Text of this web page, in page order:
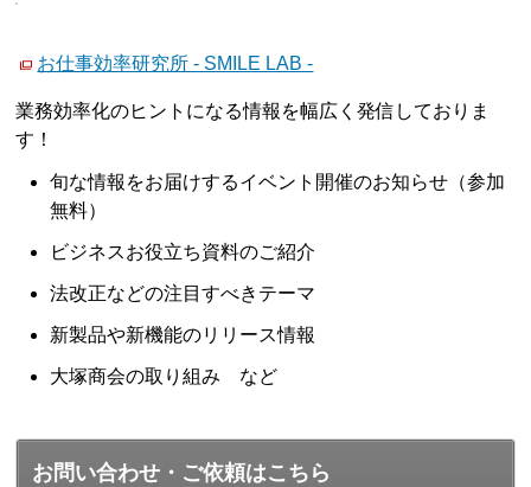
お仕事効率研究所 - SMILE LAB -
業務効率化のヒントになる情報を幅広く発信しておりま
す！
旬な情報をお届けするイベント開催のお知らせ（参加
無料）
ビジネスお役立ち資料のご紹介
法改正などの注目すべきテーマ
新製品や新機能のリリース情報
大塚商会の取り組み など
お問い合わせ・ご依頼はこちら